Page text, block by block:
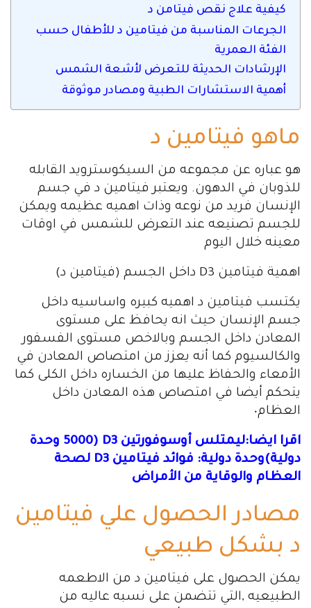
كيفية علاج نقص فيتامن د
الجرعات المناسبة من فيتامين د للأطفال حسب
الفئة العمرية
الإرشادات الحديثة للتعرض لأشعة الشمس
أهمية الاستشارات الطبية ومصادر موثوقة
ماهو فيتامين د
هو عباره عن مجموعه من السيكوسترويد القابله
للذوبان في الدهون. ويعتبر فيتامين د في جسم
الإنسان فريد من نوعه وذات اهميه عظيمه ويمكن
للجسم تصنيعه عند التعرض للشمس في اوقات
معينه خلال اليوم
اهمية فيتامين D3 داخل الجسم (فيتامين د)
يكتسب فيتامين د اهميه كبيره واساسيه داخل
جسم الإنسان حيث انه يحافظ على مستوى
المعادن داخل الجسم وبالاخص مستوى الفسفور
والكالسيوم كما أنه يعزز من امتصاص المعادن في
الأمعاء والحفاظ عليها من الخساره داخل الكلى كما
يتحكم أيضا في امتصاص هذه المعادن داخل
العظام٠
اقرا ايضا:ليمتلس أوسوفورتين D3 (5000 وحدة
دولية)وحدة دولية: فوائد فيتامين D3 لصحة
العظام والوقاية من الأمراض
مصادر الحصول علي فيتامين
د بشكل طبيعي
يمكن الحصول على فيتامين د من الاطعمه
الطبيعيه ,التي تتضمن على نسبه عاليه من